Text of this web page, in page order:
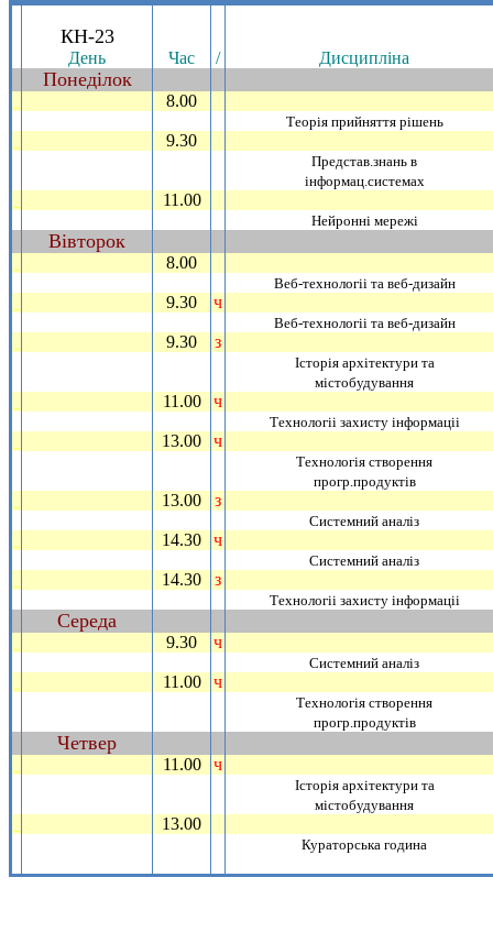
КН-23
День Час / Дисциплiна
Понедiлок
8.00
Теорiя прийняття рiшень
9.30
Представ.знань в
iнформац.системах
11.00
Нейроннi мережi
Вiвторок
8.00
Веб-технологii та веб-дизайн
9.30 ч
Веб-технологii та веб-дизайн
9.30 з
Iсторiя архiтектури та
мiстобудування
11.00 ч
Технологii захисту iнформацii
13.00 ч
Технологiя створення
прогр.продуктiв
13.00 з
Системний аналiз
14.30 ч
Системний аналiз
14.30 з
Технологii захисту iнформацii
Середа
9.30 ч
Системний аналiз
11.00 ч
Технологiя створення
прогр.продуктiв
Четвер
11.00 ч
Iсторiя архiтектури та
мiстобудування
13.00
Кураторська година